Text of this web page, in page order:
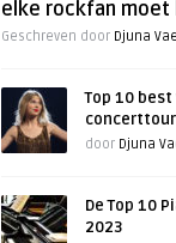
elke rockfan moet
Geschreven door Djuna
Top 10
door Djuna
De Top 10
2023